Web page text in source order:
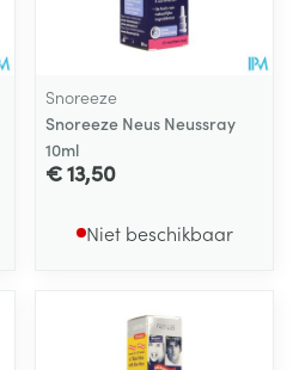
Snoreeze
Snoreeze Neus Neussray
10ml
€ 13,50
Niet beschikbaar